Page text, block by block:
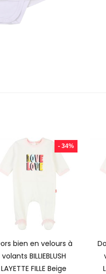
- 34%
bien en velours à
volants BILLIEBLUSH
LAYETTE FILLE Beige